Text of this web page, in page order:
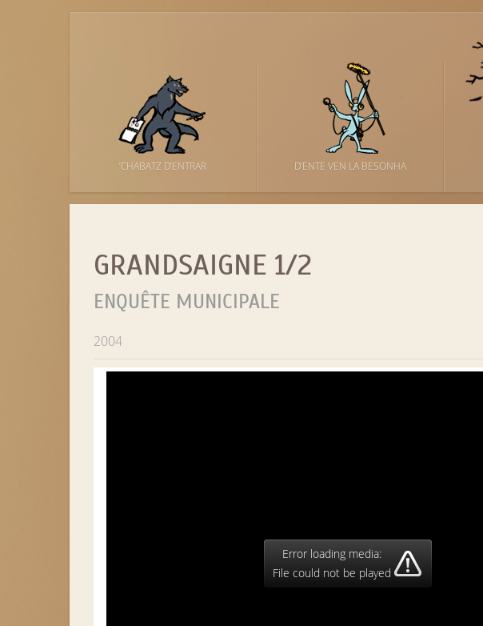
’CHABATZ D’ENTRAR D’ENTE VEN LA BESONHA
GRANDSAIGNE 1/2
ENQUÊTE MUNICIPALE
2004
Error loading media:
File could not be played